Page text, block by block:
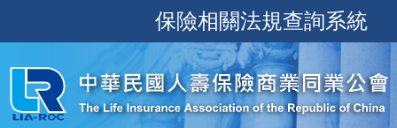
至
主
內
保險相關法規查詢系統